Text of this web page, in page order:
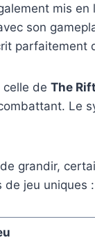
mis
son
de The
Le
grandir,
de jeu uniques :